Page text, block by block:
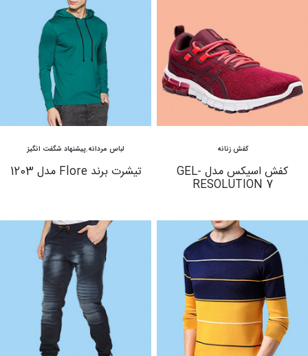
مشاهده
کفش زنانه
کفش اسیکس مدل GEL-
RESOLUTION 7
مشاهدهلباس مردانه,پیشنهاد شگفت انگیز
تیشرت برند Flore مدل 1203